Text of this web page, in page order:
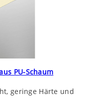
PU-Schaum
geringe Härte und